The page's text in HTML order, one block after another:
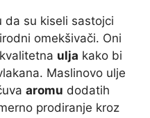
da su kiseli sastojci
omekšivači. Oni
ulja kako bi
Maslinovo ulje
aromu dodatih
prodiranje kroz